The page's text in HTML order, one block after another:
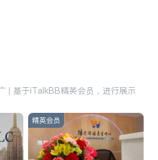
| 基于iTalkBB精英会员，进行展示
精英会员